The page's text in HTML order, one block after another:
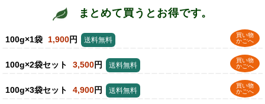
まとめて買うとお得です。
100g×1袋 1,900円
買い物
かごへ
送料無料
100g×2袋セット 3,500円
買い物
かごへ
送料無料
100g×3袋セット 4,900円
買い物
かごへ
送料無料